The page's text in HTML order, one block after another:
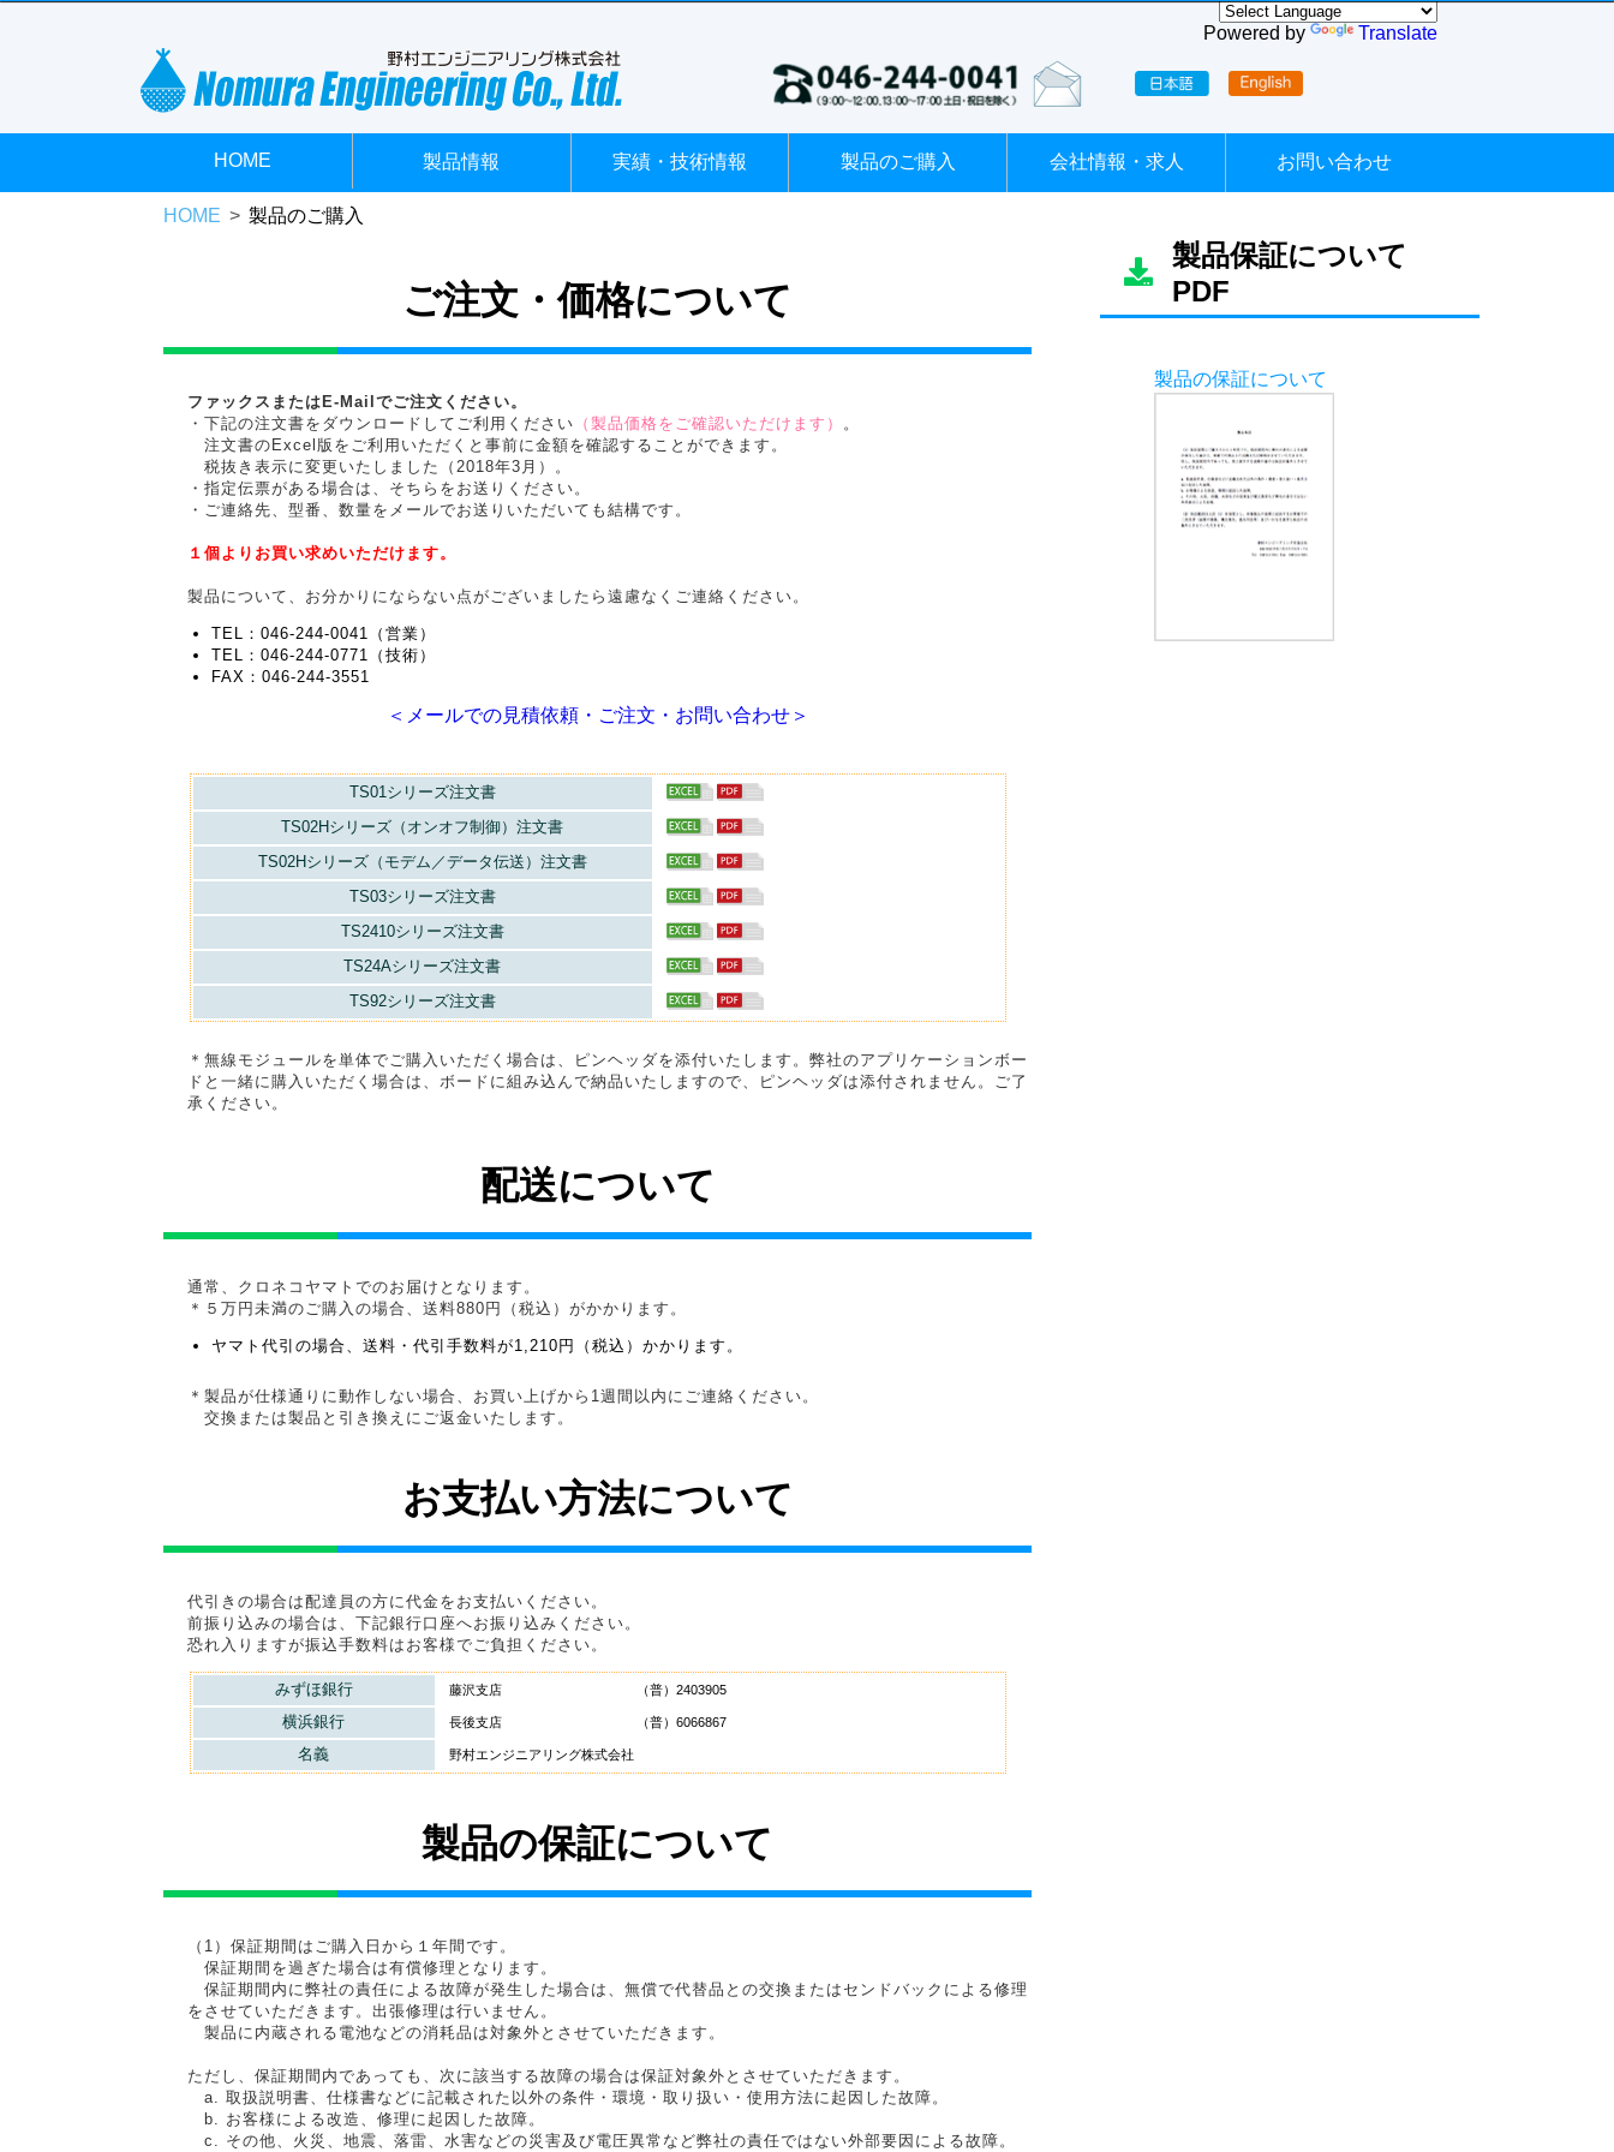
Powered by Translate
HOME 製品情報 実績・技術情報 製品のご購入 会社情報・求人 お問い合わせ
HOME 製品のご購入
ご注文・価格について
ファックスまたはE-Mailでご注文ください。
・下記の注文書をダウンロードしてご利用ください （製品価格をご確認いただけます）
。
注文書のExcel版をご利用いただくと事前に金額を確認することができます。
税抜き表示に変更いたしました（2018年3月）。
・指定伝票がある場合は、そちらをお送りください。
・ご連絡先、型番、数量をメールでお送りいただいても結構です。
１個よりお買い求めいただけます。
製品について、お分かりにならない点がございましたら遠慮なくご連絡ください。
TEL：046-244-0041（営業）
TEL：046-244-0771（技術）
FAX：046-244-3551
＜メールでの見積依頼・ご注文・お問い合わせ＞
TS01シリーズ注文書
TS02Hシリーズ（オンオフ制御）注文書
TS02Hシリーズ（モデム／データ伝送）注文書
TS03シリーズ注文書
TS2410シリーズ注文書
TS24Aシリーズ注文書
TS92シリーズ注文書
＊無線モジュールを単体でご購入いただく場合は、ピンヘッダを添付いたします。弊社のアプリケーションボー
ドと一緒に購入いただく場合は、ボードに組み込んで納品いたしますので、ピンヘッダは添付されません。ご了
承ください。
配送について
通常、クロネコヤマトでのお届けとなります。
＊５万円未満のご購入の場合、送料880円（税込）がかかります。
ヤマト代引の場合、送料・代引手数料が1,210円（税込）かかります。
＊製品が仕様通りに動作しない場合、お買い上げから1週間以内にご連絡ください。
交換または製品と引き換えにご返金いたします。
お支払い方法について
代引きの場合は配達員の方に代金をお支払いください。
前振り込みの場合は、下記銀行口座へお振り込みください。
恐れ入りますが振込手数料はお客様でご負担ください。
みずほ銀行 藤沢支店 （普）2403905
横浜銀行 長後支店 （普）6066867
名義 野村エンジニアリング株式会社
製品の保証について
（1）保証期間はご購入日から１年間です。
保証期間を過ぎた場合は有償修理となります。
保証期間内に弊社の責任による故障が発生した場合は、無償で代替品との交換またはセンドバックによる修理
をさせていただきます。出張修理は行いません。
製品に内蔵される電池などの消耗品は対象外とさせていただきます。
ただし、保証期間内であっても、次に該当する故障の場合は保証対象外とさせていただきます。
a. 取扱説明書、仕様書などに記載された以外の条件・環境・取り扱い・使用方法に起因した故障。
b. お客様による改造、修理に起因した故障。
c. その他、火災、地震、落雷、水害などの災害及び電圧異常など弊社の責任ではない外部要因による故障。
製品保証について
PDF